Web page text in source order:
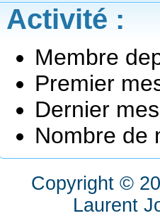
Activité :
Membre
Premier
Dernier
Nombre de
Copyright ©
Laurent